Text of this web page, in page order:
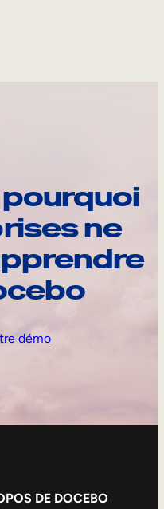
ne
démo
DE DOCEBO